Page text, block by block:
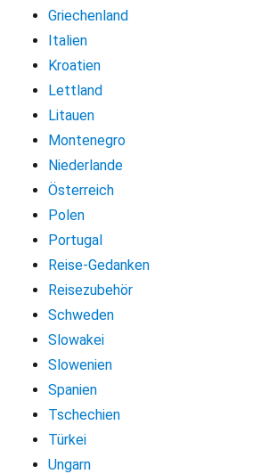
Griechenland
Italien
Kroatien
Lettland
Litauen
Montenegro
Niederlande
Österreich
Polen
Portugal
Reise-Gedanken
Reisezubehör
Schweden
Slowakei
Slowenien
Spanien
Tschechien
Türkei
Ungarn